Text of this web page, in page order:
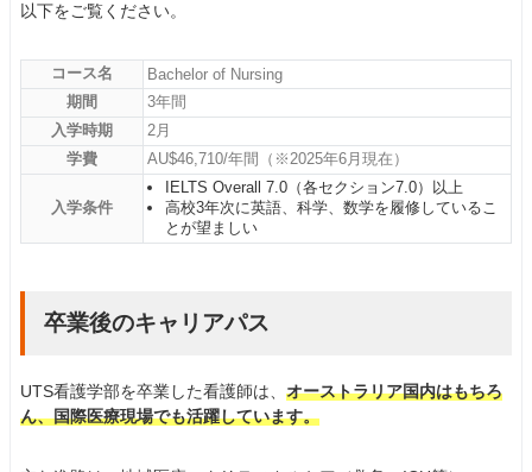
以下をご覧ください。
コース名
Bachelor of Nursing
期間
3年間
入学時期
2月
学費
AU$46,710/年間（※2025年6月現在）
入学条件
IELTS Overall 7.0（各セクション7.0）以上
高校3年次に英語、科学、数学を履修しているこ
とが望ましい
卒業後のキャリアパス
UTS看護学部を卒業した看護師は、 オーストラリア国内はもちろ
ん、国際医療現場でも活躍しています。